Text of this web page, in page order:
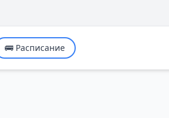
🚌 Расписание